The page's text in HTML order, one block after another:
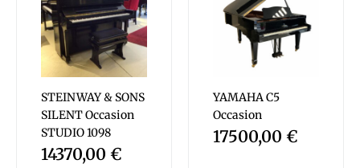
STEINWAY & SONS
SILENT Occasion
STUDIO 1098
14370,00 €
YAMAHA C5
Occasion
17500,00 €